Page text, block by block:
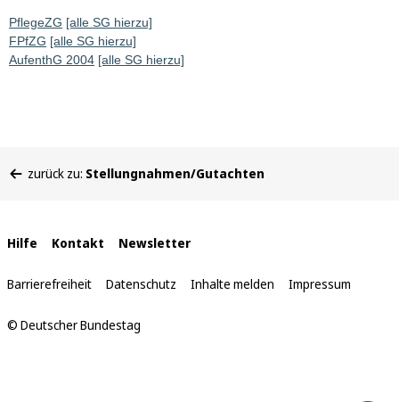
PflegeZG [alle SG hierzu]
FPfZG [alle SG hierzu]
AufenthG 2004 [alle SG hierzu]
befinden
zurück zu: Stellungnahmen/Gutachten
Interne
Links
Hilfe Kontakt Newsletter
Barrierefreiheit Datenschutz Inhalte melden Impressum
© Deutscher Bundestag